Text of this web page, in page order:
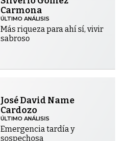
Carmona
ÚLTIMO ANÁLISIS
Más riqueza para ahí sí, vivir
sabroso
José David Name
Cardozo
ÚLTIMO ANÁLISIS
Emergencia tardía y
sospechosa